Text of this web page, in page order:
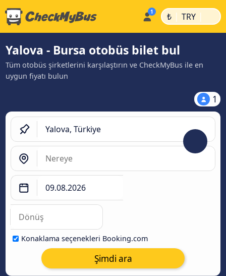
₺ | TRY |
Yalova - Bursa otobüs bilet bul
Tüm otobüs şirketlerini karşılaştırın ve CheckMyBus ile en
uygun fiyatı bulun
1
Konaklama seçenekleri Booking.com
Şimdi ara